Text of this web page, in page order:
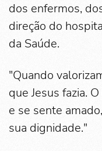
dos enfermos,
direção do
da Saúde.
"Quando
que Jesus fazia.
e se sente
sua dignidade."